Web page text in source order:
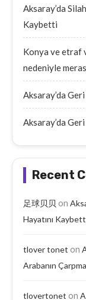
Aksaray’da
Kaybetti
Konya ve etraf
nedeniyle
Aksaray’da
Aksaray’da
Recent
足球贝贝 on
Hayatını
tlover tonet on
Arabanın
tlovertonet on